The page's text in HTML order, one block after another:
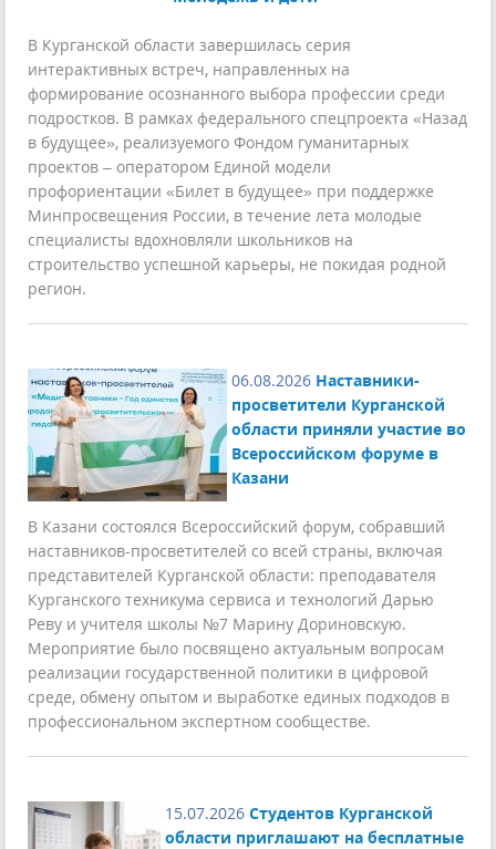
В Курганской области завершилась серия
интерактивных встреч, направленных на
формирование осознанного выбора профессии среди
подростков. В рамках федерального спецпроекта «Назад
в будущее», реализуемого Фондом гуманитарных
проектов – оператором Единой модели
профориентации «Билет в будущее» при поддержке
Минпросвещения России, в течение лета молодые
специалисты вдохновляли школьников на
строительство успешной карьеры, не покидая родной
регион.
06.08.2026 Наставники-
просветители Курганской
области приняли участие во
Всероссийском форуме в
Казани
В Казани состоялся Всероссийский форум, собравший
наставников-просветителей со всей страны, включая
представителей Курганской области: преподавателя
Курганского техникума сервиса и технологий Дарью
Реву и учителя школы №7 Марину Дориновскую.
Мероприятие было посвящено актуальным вопросам
реализации государственной политики в цифровой
среде, обмену опытом и выработке единых подходов в
профессиональном экспертном сообществе.
15.07.2026 Студентов Курганской
области приглашают на бесплатные